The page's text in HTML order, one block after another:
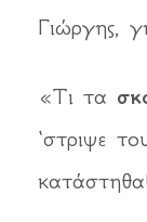
Γιώργης,
«Τι τα
‘στριψε